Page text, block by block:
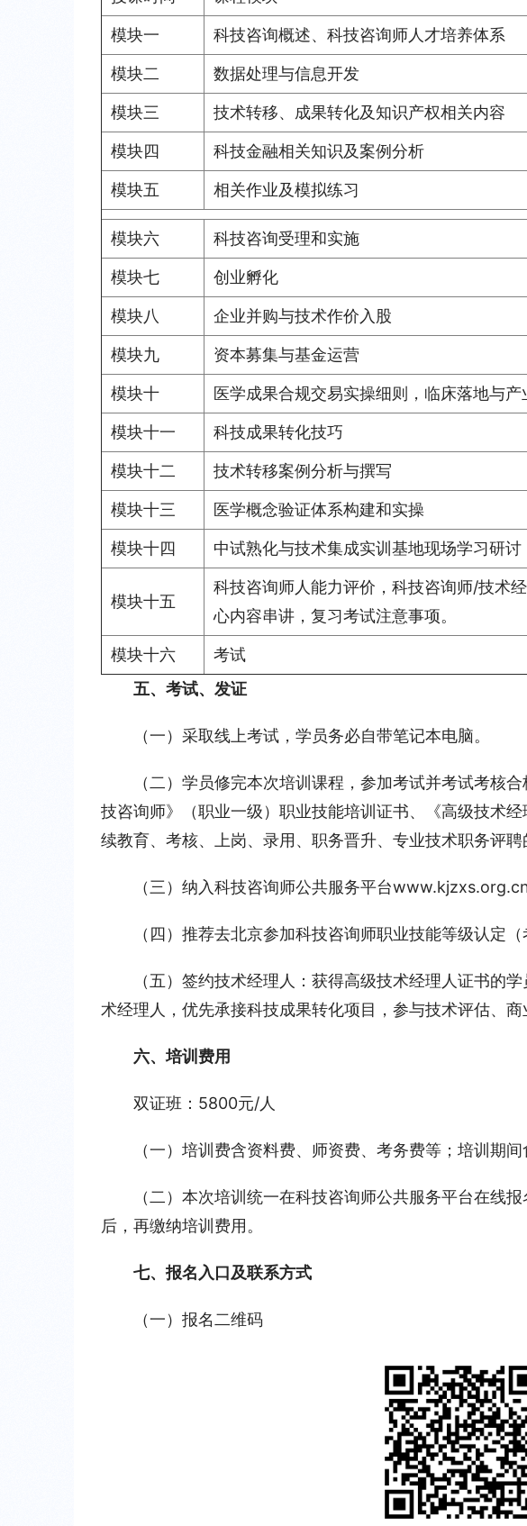
模块一 科技咨询概述、科技咨询师人才培养体系
模块二 数据处理与信息开发
模块三 技术转移、成果转化及知识产权相关内容
模块四 科技金融相关知识及案例分析
模块五 相关作业及模拟练习
模块六 科技咨询受理和实施
模块七 创业孵化
模块八 企业并购与技术作价入股
模块九 资本募集与基金运营
模块十 医学成果合规交易实操细则，临床落地与产
模块十一 科技成果转化技巧
模块十二 技术转移案例分析与撰写
模块十三 医学概念验证体系构建和实操
模块十四 中试熟化与技术集成实训基地现场学习研讨
模块十五
科技咨询师人能力评价，科技咨询师/技术
心内容串讲，复习考试注意事项。
模块十六 考试
五、考试、发证
（一）采取线上考试，学员务必自带笔记本电脑。
（二）学员修完本次培训课程，参加考试并考试考核
技咨询师》（职业一级）职业技能培训证书、《高级技术
续教育、考核、上岗、录用、职务晋升、专业技术职务评聘
（三）纳入科技咨询师公共服务平台
（四）推荐去北京参加科技咨询师职业技能等级认定（
（五）签约技术经理人：获得高级技术经理人证书的
术经理人，优先承接科技成果转化项目，参与技术评估、商
六、培训费用
双证班：5800元/人
（一）培训费含资料费、师资费、考务费等；培训期间
（二）本次培训统一在科技咨询师公共服务平台在线
后，再缴纳培训费用。
七、报名入口及联系方式
（一）报名二维码